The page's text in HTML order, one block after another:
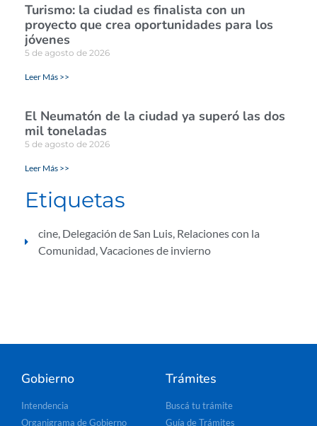
Turismo: la ciudad es finalista con un
proyecto que crea oportunidades para los
jóvenes
5 de agosto de 2026
Leer Más >>
El Neumatón de la ciudad ya superó las dos
mil toneladas
5 de agosto de 2026
Leer Más >>
Etiquetas
cine, Delegación de San Luis, Relaciones con la
Comunidad,Vacaciones de invierno
Gobierno
Intendencia
Organigrama de Gobierno
Trámites
Buscá tu trámite
Guía de Trámites